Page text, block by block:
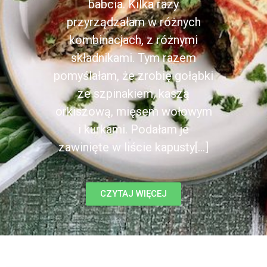
babcia. Kilka razy
przyrządzałam w różnych
kombinacjach, z różnymi
składnikami. Tym razem
pomyślałam, że zrobię gołąbki
ze szpinakiem, kaszą
orkiszową, mięsem wołowym
i kurkami. Podałam je
zawinięte w liście kapusty[...]
CZYTAJ WIĘCEJ